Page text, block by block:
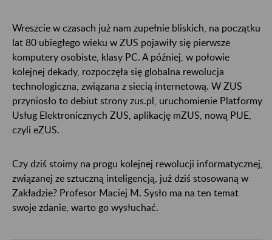
Wreszcie w czasach już nam zupełnie bliskich, na początku
lat 80 ubiegłego wieku w ZUS pojawiły się pierwsze
komputery osobiste, klasy PC. A później, w połowie
kolejnej dekady, rozpoczęła się globalna rewolucja
technologiczna, związana z siecią internetową. W ZUS
przyniosło to debiut strony zus.pl, uruchomienie Platformy
Usług Elektronicznych ZUS, aplikację mZUS, nową PUE,
czyli eZUS.
Czy dziś stoimy na progu kolejnej rewolucji informatycznej,
związanej ze sztuczną inteligencją, już dziś stosowaną w
Zakładzie? Profesor Maciej M. Sysło ma na ten temat
swoje zdanie, warto go wysłuchać.